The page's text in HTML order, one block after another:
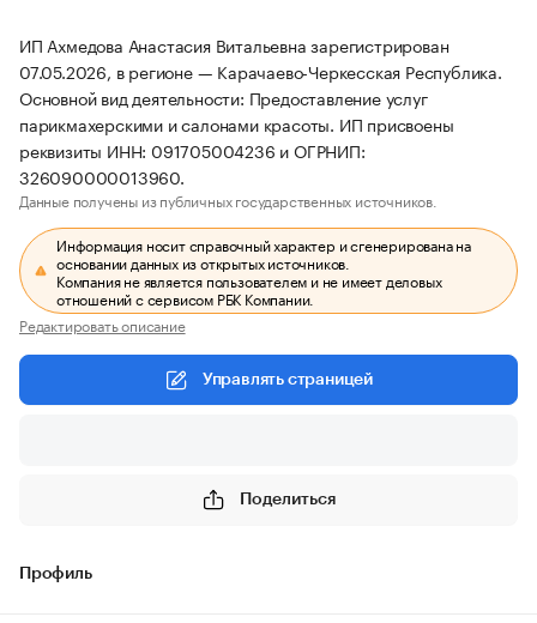
ИП Ахмедова Анастасия Витальевна зарегистрирован
07.05.2026, в регионе — Карачаево-Черкесская Республика.
Основной вид деятельности: Предоставление услуг
парикмахерскими и салонами красоты. ИП присвоены
реквизиты ИНН: 091705004236 и ОГРНИП:
326090000013960.
Данные получены из публичных государственных источников.
Информация носит справочный характер и сгенерирована на
основании данных из открытых источников.
Компания не является пользователем и не имеет деловых
отношений с сервисом РБК Компании.
Редактировать описание
Управлять страницей
Поделиться
Профиль